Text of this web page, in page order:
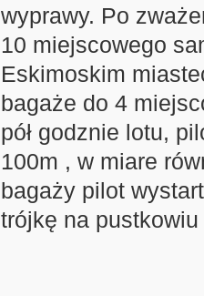
wyprawy. Po
10 miejscowego
Eskimoskim
bagaże do 4
pół godznie lotu,
100m , w miare
bagaży pilot
trójkę na